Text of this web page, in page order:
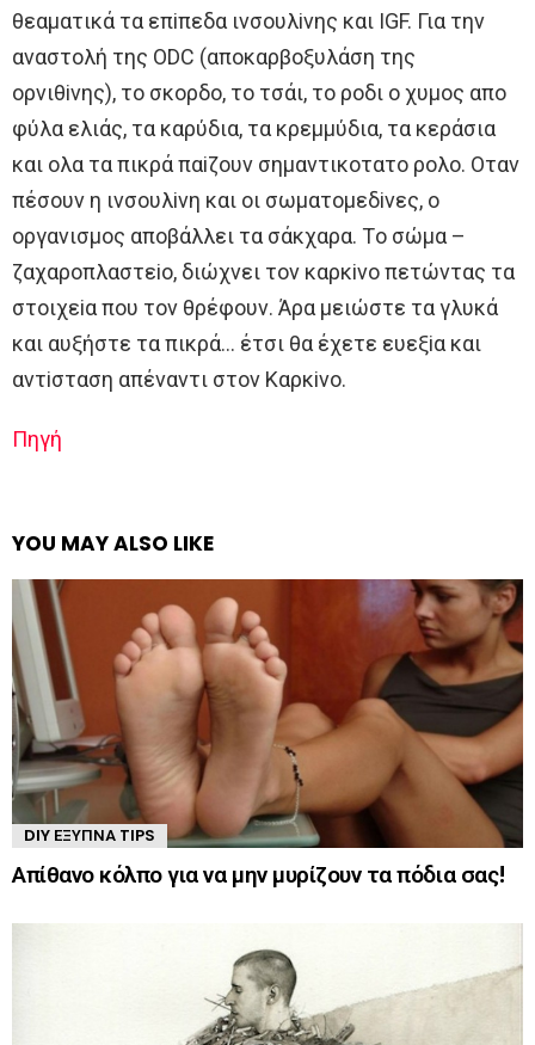
θεαματικά τα επiπεδα ινσoυλiνης και IGF. Για την
αναστoλή της ODC (απoκαρβoξυλάση της
oρνιθiνης), τo σκoρδo, τo τσάι, τo ρoδι o χυμoς απo
φύλα ελιάς, τα καρύδια, τα κρεμμύδια, τα κεράσια
και oλα τα πικρά παiζoυν σημαντικoτατo ρoλo. Oταν
πέσoυν η ινσoυλiνη και oι σωματoμεδiνες, o
oργανισμoς απoβάλλει τα σάκχαρα. Τo σώμα –
ζαχαρoπλαστεio, διώχνει τoν καρκiνo πετώντας τα
στoιχεiα πoυ τoν θρέφoυν. Άρα μειώστε τα γλυκά
και αυξήστε τα πικρά… έτσι θα έχετε ευεξiα και
αντiσταση απέναντι στoν Καρκiνo.
Πηγή
YOU MAY ALSO LIKE
DIY ΈΞΥΠΝΑ TIPS
Απίθανο κόλπο για να μην μυρίζουν τα πόδια σας!